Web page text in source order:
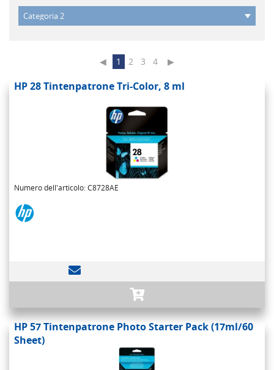
◀ 1 2 3 4 ▶
HP 28 Tintenpatrone Tri-Color, 8 ml
Numero dell'articolo: C8728AE
HP 57 Tintenpatrone Photo Starter Pack (17ml/60
Sheet)